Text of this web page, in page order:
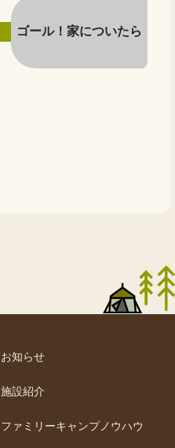
ゴール！家についたら
お知らせ
施設紹介
ファミリーキャンプノウハウ